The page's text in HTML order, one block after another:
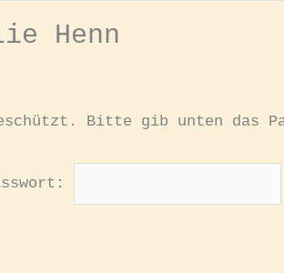
Henn
Bitte gib unten das